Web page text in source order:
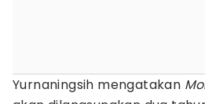
Yurnaningsih mengatakan